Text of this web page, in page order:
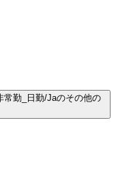
常勤_日勤/Jaのその他の